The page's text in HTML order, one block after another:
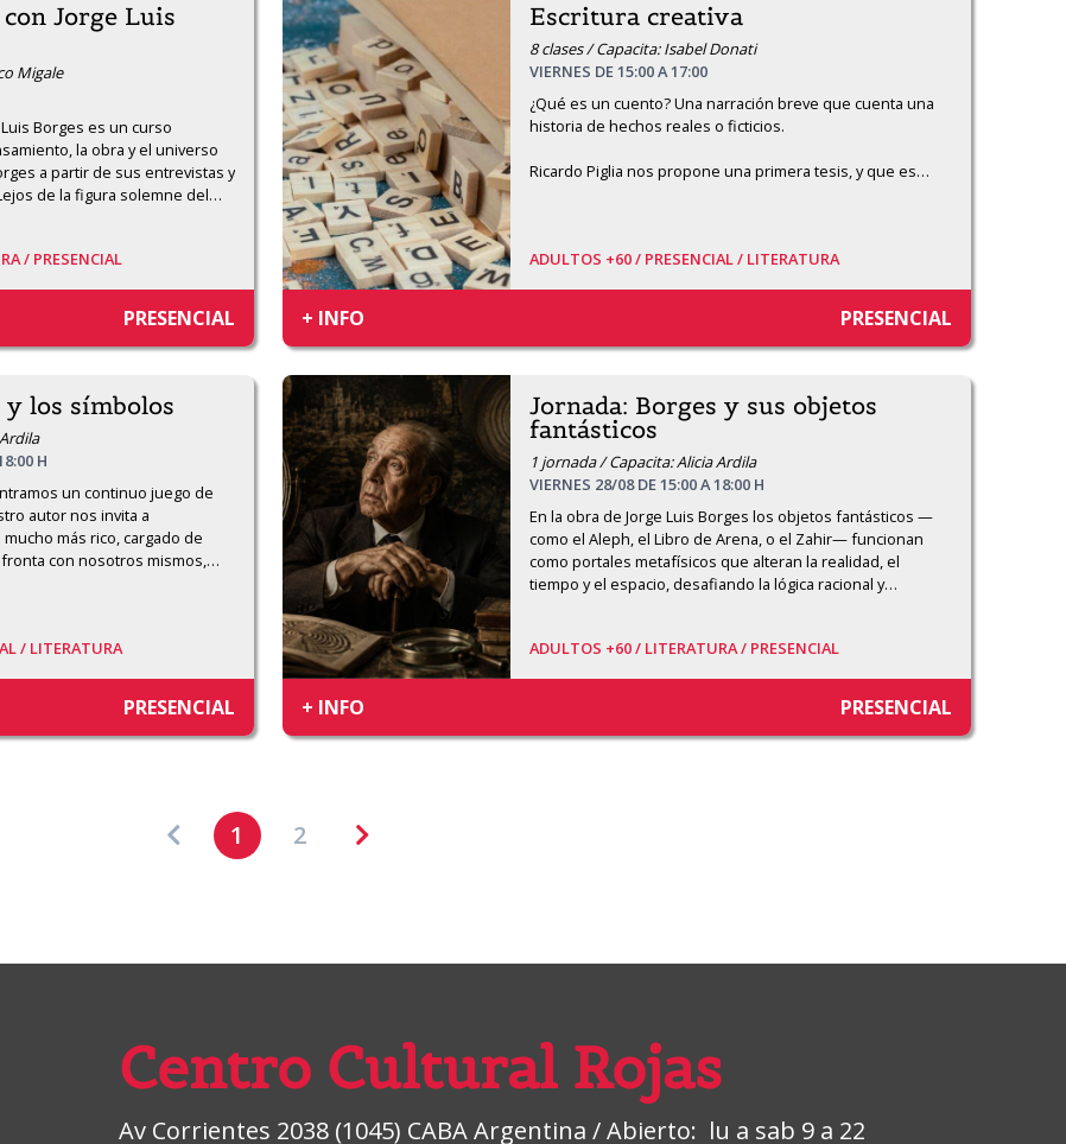
Jorge Luis
Migale
Borges es un curso
la obra y el universo
a partir de sus entrevistas y
de la figura solemne del…
/ PRESENCIAL
PRESENCIAL
Escritura creativa
8 clases / Capacita: Isabel Donati
VIERNES DE 15:00 A 17:00
¿Qué es un cuento? Una narración breve que cuenta una
historia de hechos reales o ficticios.
Ricardo Piglia nos propone una primera tesis, y que es…
ADULTOS +60 / PRESENCIAL / LITERATURA
+ INFO PRESENCIAL
y los símbolos
H
un continuo juego de
autor nos invita a
más rico, cargado de
con nosotros mismos,…
/ LITERATURA
PRESENCIAL
Jornada: Borges y sus objetos
fantásticos
1 jornada / Capacita: Alicia Ardila
VIERNES 28/08 DE 15:00 A 18:00 H
En la obra de Jorge Luis Borges los objetos fantásticos —
como el Aleph, el Libro de Arena, o el Zahir— funcionan
como portales metafísicos que alteran la realidad, el
tiempo y el espacio, desafiando la lógica racional y…
ADULTOS +60 / LITERATURA / PRESENCIAL
+ INFO PRESENCIAL
1 2
Centro Cultural Rojas
Av Corrientes 2038 (1045) CABA Argentina / Abierto: lu a sab 9 a 22